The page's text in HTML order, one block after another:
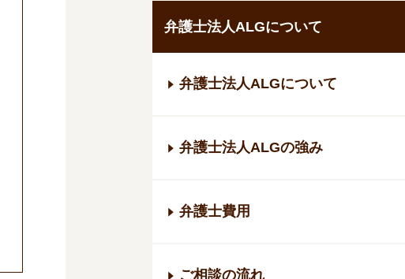
弁護士法人ALGについて
弁護士法人ALGについて
弁護士法人ALGの強み
弁護士費用
ご相談の流れ